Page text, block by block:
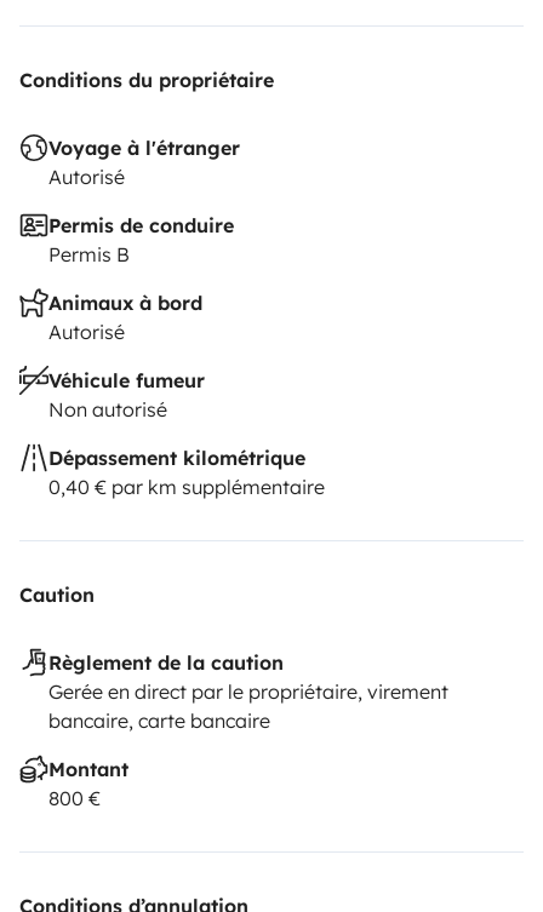
Conditions du propriétaire
Voyage à l'étranger
Autorisé
Permis de conduire
Permis B
Animaux à bord
Autorisé
Véhicule fumeur
Non autorisé
Dépassement kilométrique
0,40 € par km supplémentaire
Caution
Règlement de la caution
Gerée en direct par le propriétaire, virement
bancaire, carte bancaire
Montant
800 €
Conditions d’annulation